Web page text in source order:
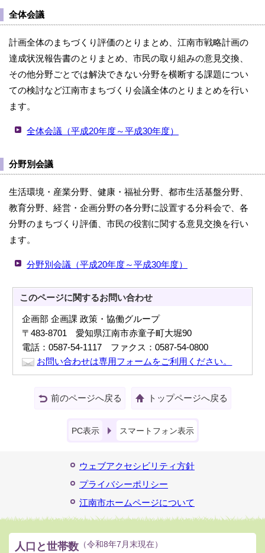
全体会議
計画全体のまちづくり評価のとりまとめ、江南市戦略計画の
達成状況報告書のとりまとめ、市民の取り組みの意見交換、
その他分野ごとでは解決できない分野を横断する課題につい
ての検討など江南市まちづくり会議全体のとりまとめを行い
ます。
全体会議（平成20年度～平成30年度）
分野別会議
生活環境・産業分野、健康・福祉分野、都市生活基盤分野、
教育分野、経営・企画分野の各分野に設置する分科会で、各
分野のまちづくり評価、市民の役割に関する意見交換を行い
ます。
分野別会議（平成20年度～平成30年度）
このページに関するお問い合わせ
企画部 企画課 政策・協働グループ
〒483-8701 愛知県江南市赤童子町大堀90
電話：0587-54-1117 ファクス：0587-54-0800
お問い合わせは専用フォームをご利用ください。
前のページへ戻る トップページへ戻る
PC表示 スマートフォン表示
ウェブアクセシビリティ方針
プライバシーポリシー
江南市ホームページについて
人口と世帯数 （令和8年7月末現在）